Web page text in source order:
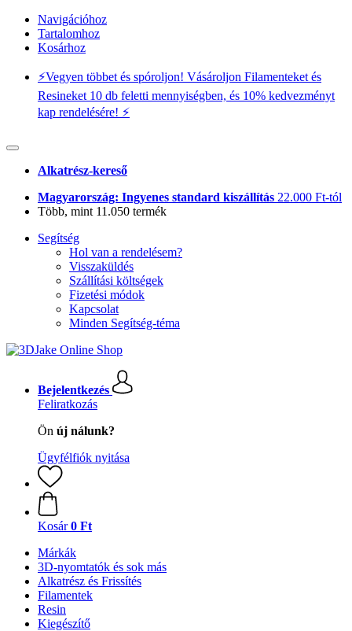
Navigációhoz
Tartalomhoz
Kosárhoz
⚡️Vegyen többet és spóroljon! Vásároljon Filamenteket és
Resineket 10 db feletti mennyiségben, és 10% kedvezményt
kap rendelésére! ⚡️
Alkatrész-kereső
Magyarország: Ingyenes standard kiszállítás 22.000 Ft-tól
Több, mint 11.050 termék
Segítség
Hol van a rendelésem?
Visszaküldés
Szállítási költségek
Fizetési módok
Kapcsolat
Minden Segítség-téma
Bejelentkezés
Feliratkozás
Ön új nálunk?
Ügyfélfiók nyitása
Kosár 0 Ft
Márkák
3D-nyomtatók és sok más
Alkatrész és Frissítés
Filamentek
Resin
Kiegészítő